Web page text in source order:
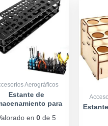
Aerográficos
Estante de
para
y otros
en 0de 5